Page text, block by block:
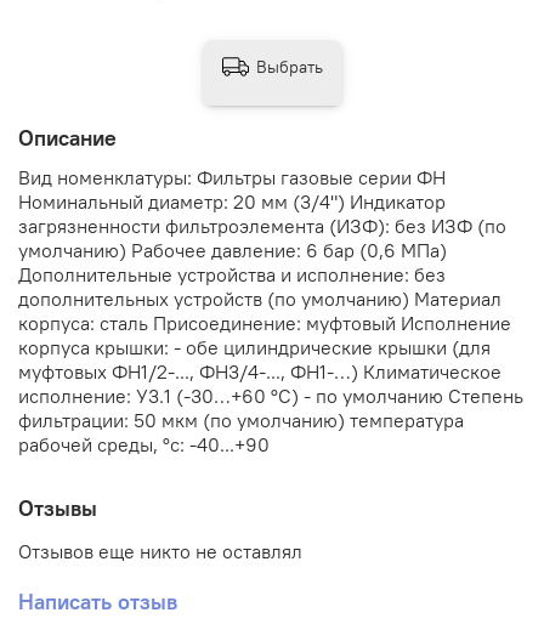
Описание
Вид номенклатуры: Фильтры газовые серии ФН
Номинальный диаметр: 20 мм (3/4") Индикатор
загрязненности фильтроэлемента (ИЗФ): без ИЗФ (по
умолчанию) Рабочее давление: 6 бар (0,6 МПа)
Дополнительные устройства и исполнение: без
дополнительных устройств (по умолчанию) Материал
корпуса: сталь Присоединение: муфтовый Исполнение
корпуса крышки: - обе цилиндрические крышки (для
муфтовых ФН1/2-..., ФН3/4-..., ФН1-…) Климатическое
исполнение: У3.1 (-30…+60 °С) - по умолчанию Степень
фильтрации: 50 мкм (по умолчанию) температура
рабочей среды, °с: -40...+90
Отзывы
Отзывов еще никто не оставлял
Написать отзыв
Выбрать